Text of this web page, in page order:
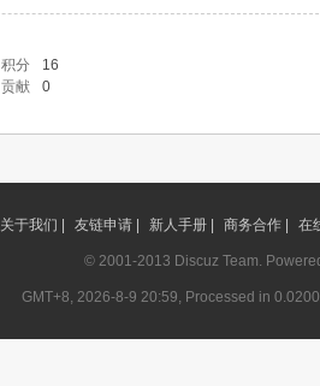
积分 16
贡献 0
关于我们 | 友链申请 | 新人手册 | 商务合作 | 在
© 2001-2013 Discuz Team.
GMT+8, 2026-8-9 20:59, Processed in